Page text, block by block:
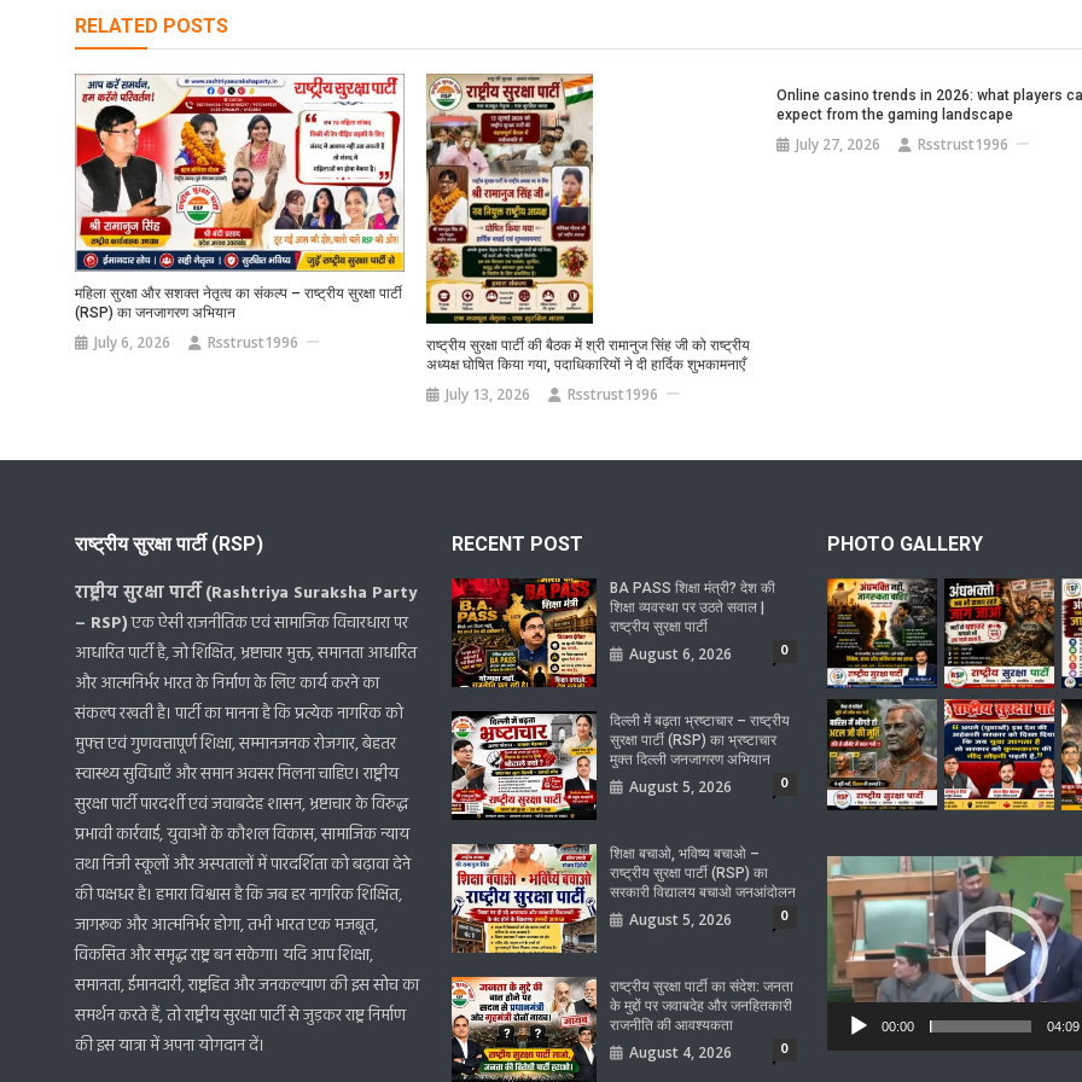
RELATED POSTS
महिला सुरक्षा और सशक्त नेतृत्व का संकल्प – राष्ट्रीय सुरक्षा पार्टी
(RSP) का जनजागरण अभियान
July 6, 2026 Rsstrust1996
राष्ट्रीय सुरक्षा पार्टी की बैठक में श्री रामानुज सिंह जी को राष्ट्रीय
अध्यक्ष घोषित किया गया, पदाधिकारियों ने दी हार्दिक शुभकामनाएँ
July 13, 2026 Rsstrust1996
Online casino trends in 2026: what players
expect from the gaming landscape
July 27, 2026 Rsstrust1996
राष्ट्रीय सुरक्षा पार्टी (RSP)
राष्ट्रीय सुरक्षा पार्टी (Rashtriya Suraksha Party
– RSP)एक ऐसी राजनीतिक एवं सामाजिक विचारधारा पर
आधारित पार्टी है, जो शिक्षित, भ्रष्टाचार मुक्त, समानता आधारित
और आत्मनिर्भर भारत के निर्माण के लिए कार्य करने का
संकल्प रखती है। पार्टी का मानना है कि प्रत्येक नागरिक को
मुफ्त एवं गुणवत्तापूर्ण शिक्षा, सम्मानजनक रोजगार, बेहतर
स्वास्थ्य सुविधाएँ और समान अवसर मिलना चाहिए। राष्ट्रीय
सुरक्षा पार्टी पारदर्शी एवं जवाबदेह शासन, भ्रष्टाचार के विरुद्ध
प्रभावी कार्रवाई, युवाओं के कौशल विकास, सामाजिक न्याय
तथा निजी स्कूलों और अस्पतालों में पारदर्शिता को बढ़ावा देने
की पक्षधर है। हमारा विश्वास है कि जब हर नागरिक शिक्षित,
जागरूक और आत्मनिर्भर होगा, तभी भारत एक मजबूत,
विकसित और समृद्ध राष्ट्र बन सकेगा। यदि आप शिक्षा,
समानता, ईमानदारी, राष्ट्रहित और जनकल्याण की इस सोच का
समर्थन करते हैं, तो राष्ट्रीय सुरक्षा पार्टी से जुड़कर राष्ट्र निर्माण
की इस यात्रा में अपना योगदान दें।
RECENT POST
BA PASS शिक्षा मंत्री? देश की
शिक्षा व्यवस्था पर उठते सवाल |
राष्ट्रीय सुरक्षा पार्टी
August 6, 2026 0
दिल्ली में बढ़ता भ्रष्टाचार – राष्ट्रीय
सुरक्षा पार्टी (RSP) का भ्रष्टाचार
मुक्त दिल्ली जनजागरण अभियान
August 5, 2026 0
शिक्षा बचाओ, भविष्य बचाओ –
राष्ट्रीय सुरक्षा पार्टी (RSP) का
सरकारी विद्यालय बचाओ जनआंदोलन
August 5, 2026 0
राष्ट्रीय सुरक्षा पार्टी का संदेश: जनता
के मुद्दों पर जवाबदेह और जनहितकारी
राजनीति की आवश्यकता
August 4, 2026 0
PHOTO GALLERY
Video
Player
00:00 04:09